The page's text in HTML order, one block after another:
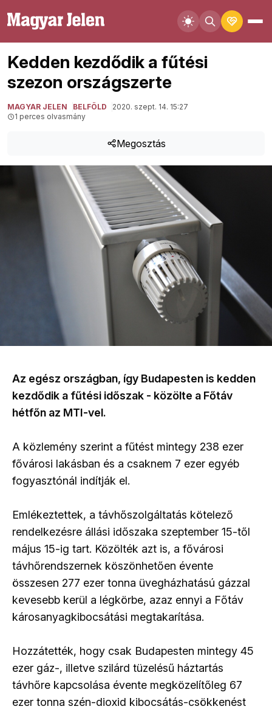
Kedden kezdődik a fűtési
szezon országszerte
MAGYAR JELEN BELFÖLD
2020. szept. 14. 15:27
1 perces olvasmány
Megosztás
Az egész országban, így Budapesten is kedden
kezdődik a fűtési időszak - közölte a Főtáv
hétfőn az MTI-vel.
A közlemény szerint a fűtést mintegy 238 ezer
fővárosi lakásban és a csaknem 7 ezer egyéb
fogyasztónál indítják el.
Emlékeztettek, a távhőszolgáltatás kötelező
rendelkezésre állási időszaka szeptember 15-től
május 15-ig tart. Közölték azt is, a fővárosi
távhőrendszernek köszönhetően évente
összesen 277 ezer tonna üvegházhatású gázzal
kevesebb kerül a légkörbe, azaz ennyi a Főtáv
károsanyagkibocsátási megtakarítása.
Hozzátették, hogy csak Budapesten mintegy 45
ezer gáz-, illetve szilárd tüzelésű háztartás
távhőre kapcsolása évente megközelítőleg 67
ezer tonna szén-dioxid kibocsátás-csökkenést